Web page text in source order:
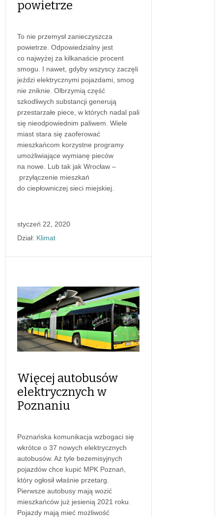
powietrze
To nie przemysł zanieczyszcza
powietrze. Odpowiedzialny jest
co najwyżej za kilkanaście procent
smogu. I nawet, gdyby wszyscy zaczęli
jeździ elektrycznymi pojazdami, smog
nie zniknie. Olbrzymią część
szkodliwych substancji generują
przestarzałe piece, w których nadal pali
się nieodpowiednim paliwem. Wiele
miast stara się zaoferować
mieszkańcom korzystne programy
umożliwiające wymianę pieców
na nowe. Lub tak jak Wrocław –
przyłączenie mieszkań
do ciepłowniczej sieci miejskiej.
styczeń 22, 2020
Dział: Klimat
Więcej autobusów
elektrycznych w
Poznaniu
Poznańska komunikacja wzbogaci się
wkrótce o 37 nowych elektrycznych
autobusów. Aż tyle bezemisyjnych
pojazdów chce kupić MPK Poznań,
który ogłosił właśnie przetarg.
Pierwsze autobusy mają wozić
mieszkańców już jesienią 2021 roku.
Pojazdy mają mieć możliwość